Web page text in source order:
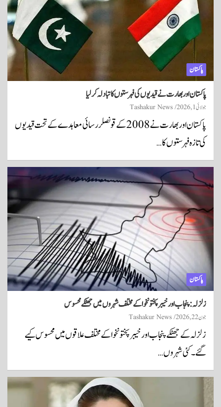
پاکستان
پاکستان اور بھارت نے قیدیوں کی فہرستوں کا تبادلہ کر لیا
جولائی 1, 2026 Tashakur News
پاکستان اور بھارت نے 2008 کے قونصلر رسائی معاہدے کے تحت قیدیوں
کی تازہ فہرستوں کا…
پاکستان
زلزلہ: پنجاب اور خیبر پختونخوا کے مختلف شہروں میں جھٹکے محسوس
جون 22, 2026 Tashakur News
زلزلہ کے جھٹکے پنجاب اور خیبر پختونخوا کے مختلف علاقوں میں محسوس کیے
گئے۔ کئی شہروں…